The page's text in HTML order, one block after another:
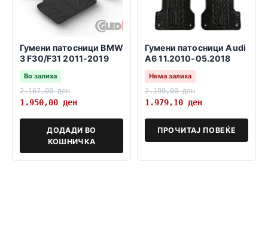
Гумени патосници BMW
3 F30/F31 2011-2019
Во залиха
2.167,00ден
1.950,00 ден
ДОДАДИ ВО
КОШНИЧКА
Гумени патосници Audi
A6 11.2010-05.2018
Нема залиха
2.199,00ден
1.979,10 ден
ПРОЧИТАЈ ПОВЕЌЕ